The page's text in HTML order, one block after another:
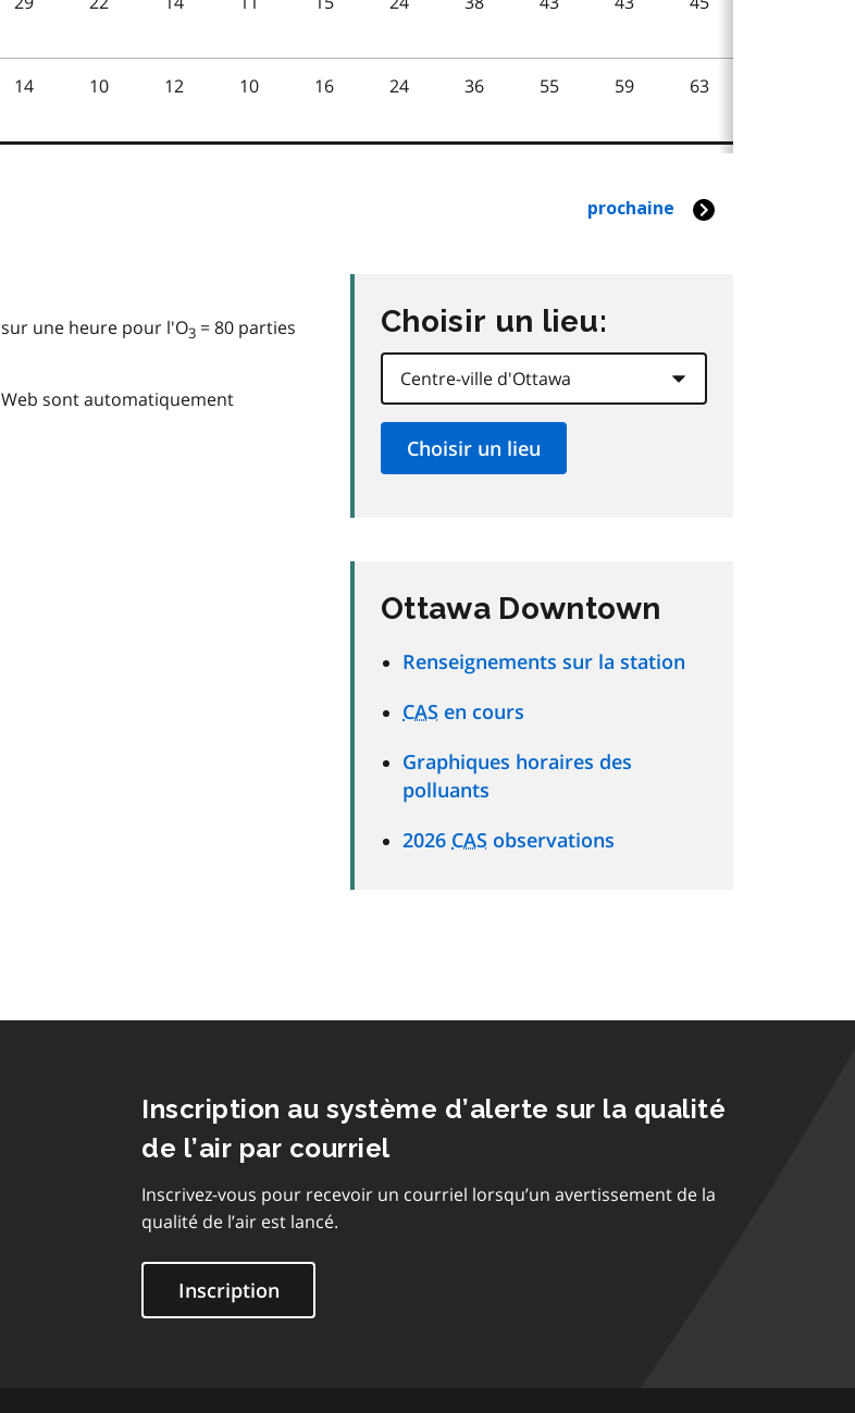
une heure pour l'O3 = 80 parties
sont automatiquement
Choisir un lieu:
Ottawa Downtown
Renseignements sur la station
CAS en cours
Graphiques horaires des
polluants
2026 CAS observations
Inscription au système d’alerte sur la qualité
de l’air par courriel
Inscrivez-vous pour recevoir un courriel lorsqu’un avertissement de la
qualité de l’air est lancé.
Inscription